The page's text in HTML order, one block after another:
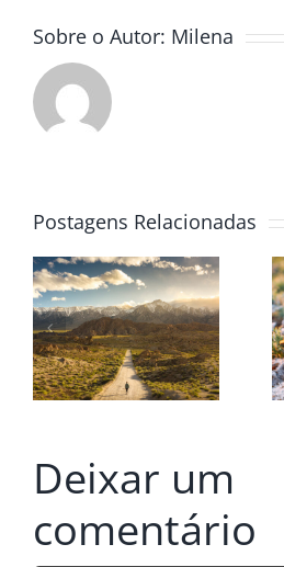
Sobre o Autor: Milena
Postagens Relacionadas
Deixar um
comentário